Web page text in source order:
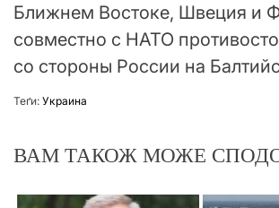
Ближнем Востоке, Швеция и
совместно с НАТО
со стороны России на
Теґи: Украина
ВАМ ТАКОЖ МОЖЕ